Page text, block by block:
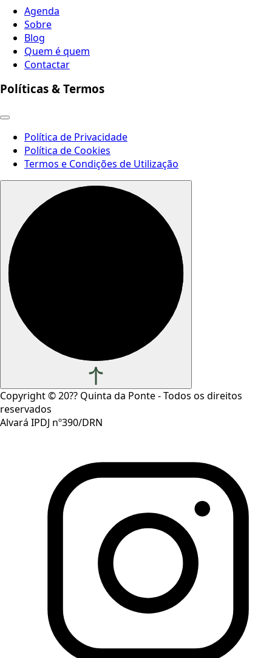
Agenda
Sobre
Blog
Quem é quem
Contactar
Políticas & Termos
Política de Privacidade
Política de Cookies
Termos e Condições de Utilização
Copyright ©20?? Quinta da Ponte - Todos os direitos
reservados
Alvará IPDJ nº390/DRN